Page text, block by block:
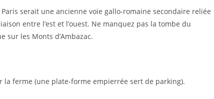
serait une ancienne voie gallo-romaine secondaire reliée
entre l’est et l’ouest. Ne manquez pas la tombe du
sur les Monts d’Ambazac.
ferme (une plate-forme empierrée sert de parking).